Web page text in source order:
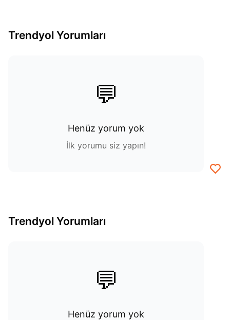
Trendyol Yorumları
💬
Henüz yorum yok
İlk yorumu siz yapın!
Trendyol Yorumları
💬
Henüz yorum yok